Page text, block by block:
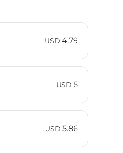
USD 4.79
USD 5
USD 5.86